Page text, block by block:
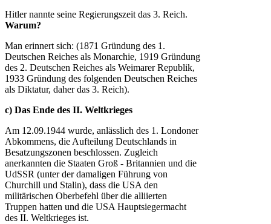
Hitler nannte seine Regierungszeit das 3. Reich.
Warum?
Man erinnert sich: (1871 Gründung des 1.
Deutschen Reiches als Monarchie, 1919 Gründung
des 2. Deutschen Reiches als Weimarer Republik,
1933 Gründung des folgenden Deutschen Reiches
als Diktatur, daher das 3. Reich).
c) Das Ende des II. Weltkrieges
Am 12.09.1944 wurde, anlässlich des 1. Londoner
Abkommens, die Aufteilung Deutschlands in
Besatzungszonen beschlossen. Zugleich
anerkannten die Staaten Groß - Britannien und die
UdSSR (unter der damaligen Führung von
Churchill und Stalin), dass die USA den
militärischen Oberbefehl über die alliierten
Truppen hatten und die USA Hauptsiegermacht
des II. Weltkrieges ist.